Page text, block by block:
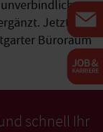
Jetzt
Büroraum
schnell Ihr